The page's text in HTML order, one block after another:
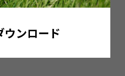
ウンロード